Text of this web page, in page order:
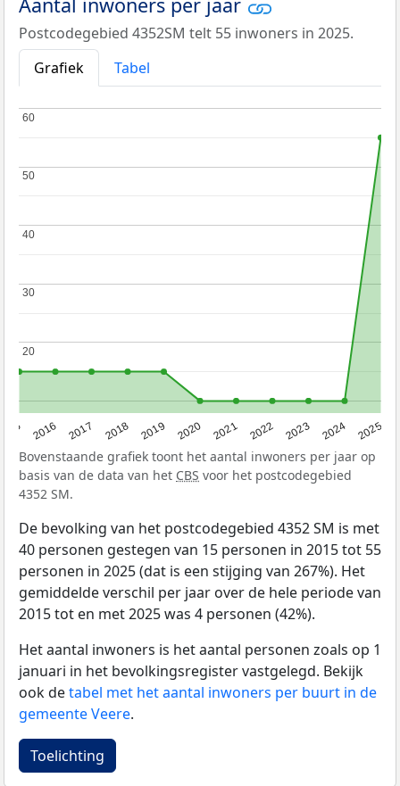
Aantal inwoners per jaar
Postcodegebied 4352SM telt 55 inwoners in 2025.
Grafiek
Tabel
2016 2017 2018 2019 2020 2021 2022 2023 2024 2025
20
20
30
30
40
40
50
50
60
60
Bovenstaande grafiek toont het aantal inwoners per jaar op
basis van de data van het CBS voor het postcodegebied
4352 SM.
De bevolking van het postcodegebied 4352 SM is met
40 personen gestegen van 15 personen in 2015 tot 55
personen in 2025 (dat is een stijging van 267%). Het
gemiddelde verschil per jaar over de hele periode van
2015 tot en met 2025 was 4 personen (42%).
Het aantal inwoners is het aantal personen zoals op 1
januari in het bevolkingsregister vastgelegd. Bekijk
ook detabel met het aantal inwoners per buurt in de
gemeente Veere.
Toelichting